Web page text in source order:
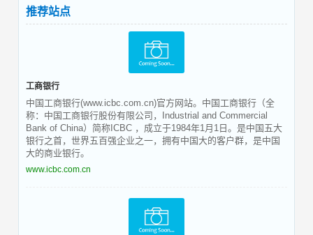
推荐站点
工商银行
中国工商银行(www.icbc.com.cn)官方网站。中国工商银行（全
称：中国工商银行股份有限公司，Industrial and Commercial
Bank of China）简称ICBC ，成立于1984年1月1日。是中国五大
银行之首，世界五百强企业之一，拥有中国大的客户群，是中国
大的商业银行。
www.icbc.com.cn